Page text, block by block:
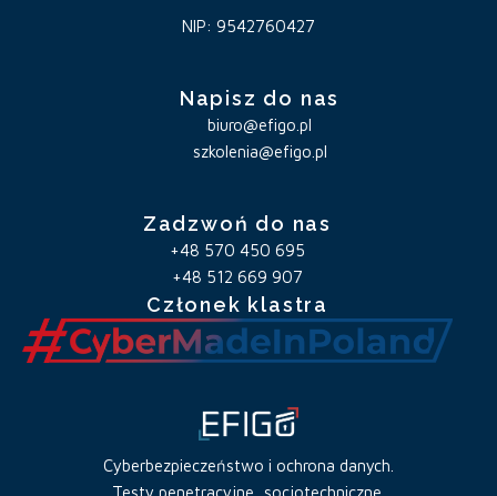
Cyberbezpieczeństwo i ochrona danych.
Testy penetracyjne, socjotechniczne
Zadzwoń do nas
+48 570 450 695
+48 512 669 907
Członek klastra
Napisz do nas
biuro@efigo.pl
szkolenia@efigo.pl
NIP: 9542760427